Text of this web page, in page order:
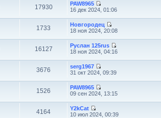
17930
PAW8965
16 дек 2024, 01:06
1733
Новгородец
18 ноя 2024, 20:08
16127
Руслан 125rus
18 ноя 2024, 04:16
3676
serg1967
31 окт 2024, 09:39
1526
PAW8965
09 сен 2024, 13:15
4164
Y2kCat
10 июл 2024, 00:39